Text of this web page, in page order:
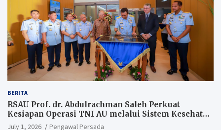
BERITA
RSAU Prof. dr. Abdulrachman Saleh Perkuat
Kesiapan Operasi TNI AU melalui Sistem Kesehatan
Andal
July 1, 2026 Pengawal Persada